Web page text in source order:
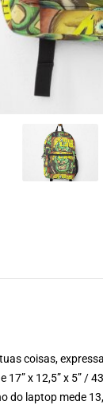
coisas,
17” x 12,5” x 5” /
do laptop mede